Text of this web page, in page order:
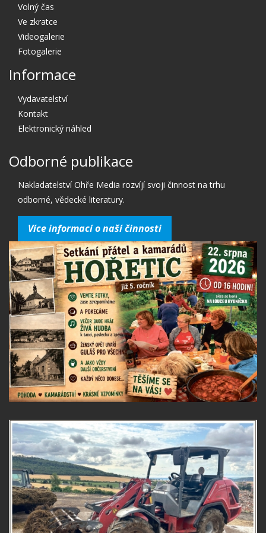
Volný čas
Ve zkratce
Videogalerie
Fotogalerie
Informace
Vydavatelství
Kontakt
Elektronický náhled
Odborné publikace
Nakladatelství Ohře Media rozvíjí svoji činnost na trhu
odborné, vědecké literatury.
Více informací o naší činnosti